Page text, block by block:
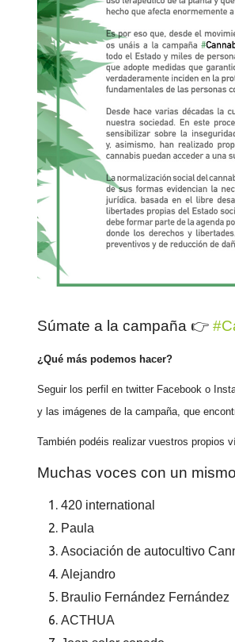
Súmate a la campaña 👉
¿Qué más podemos hacer?
Seguir los perfil en twitter Facebook o
y las imágenes de la campaña, que
También podéis realizar vuestros
Muchas voces con un
420 international
Paula
Asociación de autocultivo
Alejandro
Braulio Fernández Fernández
ACTHUA